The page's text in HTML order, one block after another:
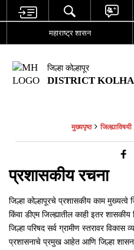
महाराष्ट्र शासन
जिल्हा कोल्हापूर
DISTRICT
मुख्यपृष्ठ जिल्ह्याविषयी
प्रशासकीय रचना
जिल्हा कोल्हापूरचे प्रशासकीय काम मुख्यत्वे
किंवा डीएम जिल्ह्यातील काही इतर
जिल्हा परिषद सर्व ग्रामीण स्तरावर
प्रशासनाचे प्रमुख आहेत आणि जिल्हा